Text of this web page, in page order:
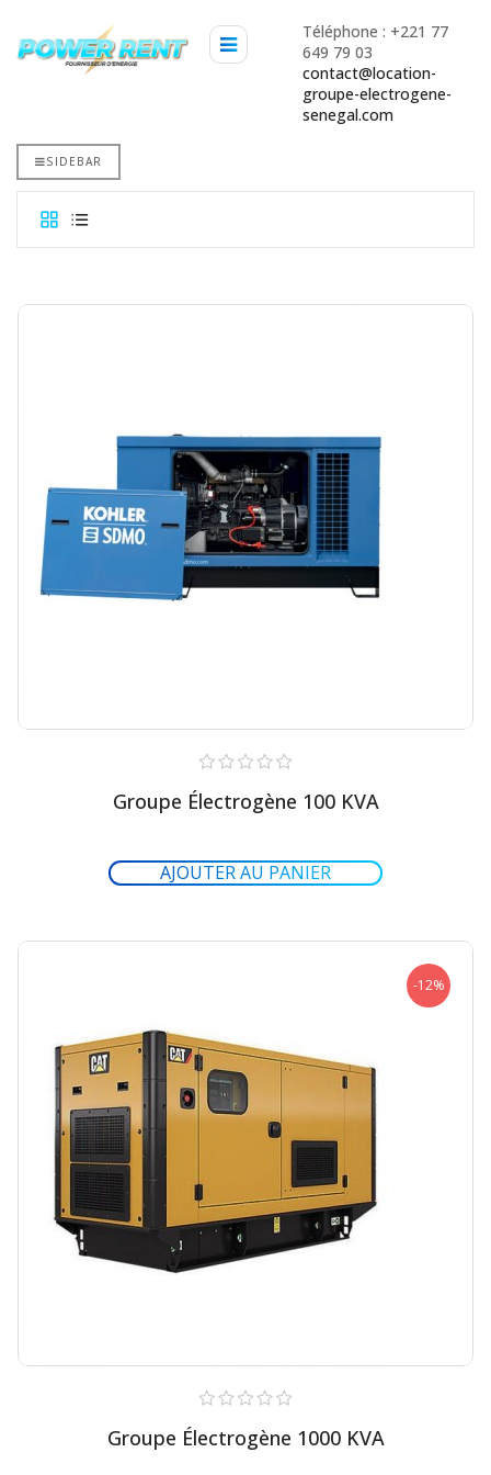
Téléphone : +221 77
649 79 03
contact@location-
groupe-electrogene-
senegal.com
SIDEBAR
Groupe Électrogène 100 KVA
-12%
Groupe Électrogène 1000 KVA